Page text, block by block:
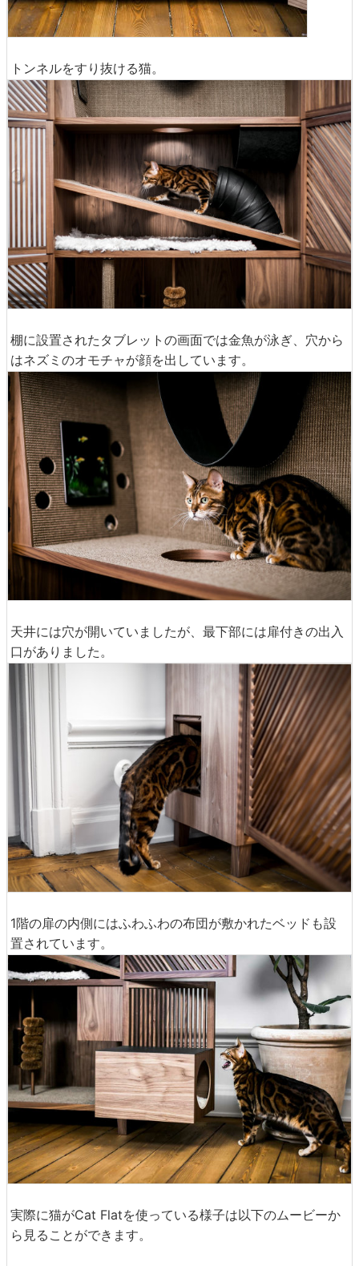
トンネルをすり抜ける猫。
棚に設置されたタブレットの画面では金魚が泳ぎ、穴から
はネズミのオモチャが顔を出しています。
天井には穴が開いていましたが、最下部には扉付きの出入
口がありました。
1階の扉の内側にはふわふわの布団が敷かれたベッドも設
置されています。
実際に猫がCat Flatを使っている様子は以下のムービーか
ら見ることができます。